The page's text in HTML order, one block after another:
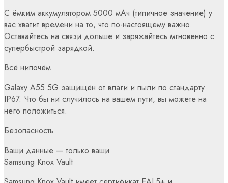
С ёмким аккумулятором 5000 мАч (типичное значение) у
вас хватит времени на то, что по-настоящему важно.
Оставайтесь на связи дольше и заряжайтесь мгновенно с
супербыстрой зарядкой.
Всё нипочём
Galaxy A55 5G защищён от влаги и пыли по стандарту
IP67. Что бы ни случилось на вашем пути, вы можете на
него положиться.
Безопасность
Ваши данные — только ваши
Samsung Knox Vault